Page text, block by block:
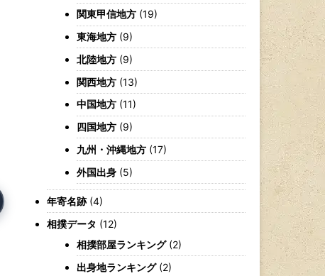
関東甲信地方 (19)
東海地方 (9)
北陸地方 (9)
関西地方 (13)
中国地方 (11)
四国地方 (9)
九州・沖縄地方 (17)
外国出身 (5)
年寄名跡(4)
相撲データ (12)
相撲部屋ランキング(2)
出身地ランキング(2)